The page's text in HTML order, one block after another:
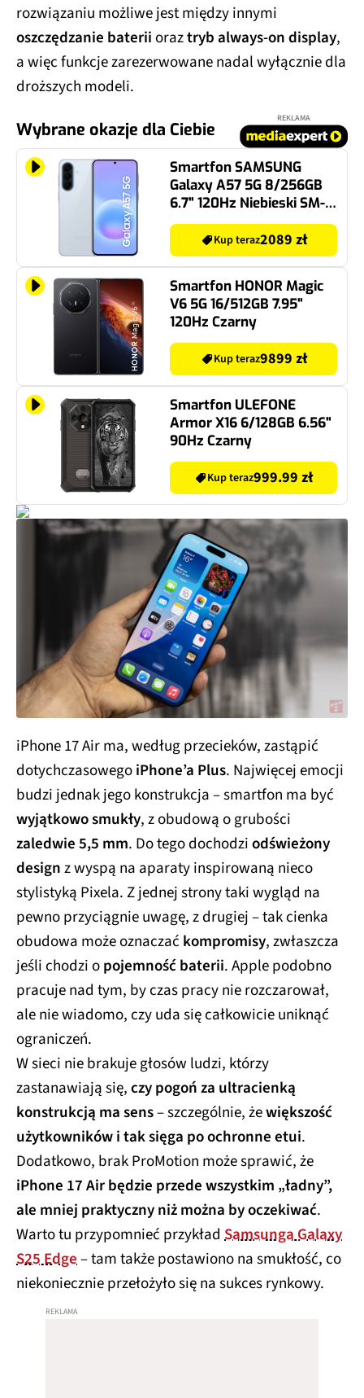
rozwiązaniu możliwe jest między innymi
oszczędzanie bateriioraztryb always-on display,
a więc funkcje zarezerwowane nadal wyłącznie dla
droższych modeli.
Wybrane okazje dla Ciebie
REKLAMA
Smartfon SAMSUNG
Galaxy A57 5G 8/256GB
6.7" 120Hz Niebieski SM-
A576
Kup teraz2089 zł
Smartfon HONOR Magic
V6 5G 16/512GB 7.95"
120Hz Czarny
Kup teraz9899 zł
Smartfon ULEFONE
Armor X16 6/128GB 6.56"
90Hz Czarny
Kup teraz999.99 zł
iPhone 17 Air ma, według przecieków, zastąpić
dotychczasowegoiPhone’a Plus. Najwięcej emocji
budzi jednak jego konstrukcja – smartfon ma być
wyjątkowo smukły, z obudową o grubości
zaledwie 5,5 mm. Do tego dochodziodświeżony
designz wyspą na aparaty inspirowaną nieco
stylistyką Pixela. Z jednej strony taki wygląd na
pewno przyciągnie uwagę, z drugiej – tak cienka
obudowa może oznaczać kompromisy, zwłaszcza
jeśli chodzi opojemność baterii. Apple podobno
pracuje nad tym, by czas pracy nie rozczarował,
ale nie wiadomo, czy uda się całkowicie uniknąć
ograniczeń.
W sieci nie brakuje głosów ludzi, którzy
zastanawiają się,czy pogoń za ultracienką
konstrukcją ma sens– szczególnie, żewiększość
użytkowników i tak sięga po ochronne etui.
Dodatkowo, brak ProMotion może sprawić, że
iPhone 17 Air będzie przede wszystkim „ładny”,
ale mniej praktyczny niż można by oczekiwać.
Warto tu przypomnieć przykład Samsunga Galaxy
S25 Edge– tam także postawiono na smukłość, co
niekoniecznie przełożyło się na sukces rynkowy.